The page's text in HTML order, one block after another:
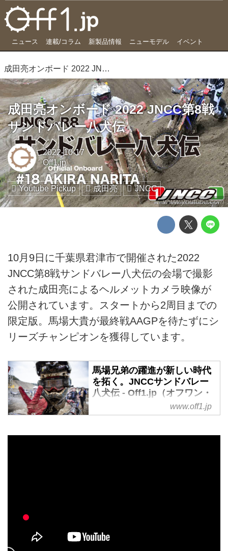
ニュース 連載/コラム 新製品情報 ニューモデル イベント
成田亮オンボード 2022 JNCC第8戦サンドバレー八犬伝
www.youtube.com
成田亮オンボード 2022 JNCC第8戦
サンドバレー八犬伝
2022-10-17
Off1.jp
Youtube Pickup 成田亮 JNCC
10月9日に千葉県君津市で開催された2022
JNCC第8戦サンドバレー八犬伝の会場で撮影
された成田亮によるヘルメットカメラ映像が
公開されています。スタートから2周目までの
限定版。馬場大貴が最終戦AAGPを待たずにシ
リーズチャンピオンを獲得しています。
馬場兄弟の躍進が新しい時代
を拓く。JNCCサンドバレー
八犬伝 - Off1.jp（オフワン・
ドット・ジェイピー）www.off1.jp